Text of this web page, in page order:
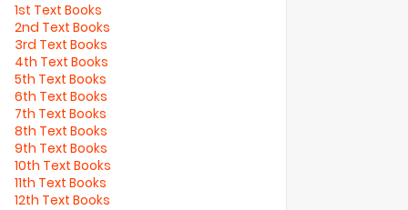
1st Text Books
2nd Text Books
3rd Text Books
4th Text Books
5th Text Books
6th Text Books
7th Text Books
8th Text Books
9th Text Books
10th Text Books
11th Text Books
12th Text Books